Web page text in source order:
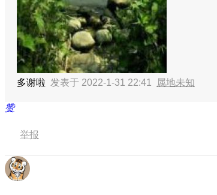
多谢啦 发表于 2022-1-31 22:41 属地未知
赞
举报